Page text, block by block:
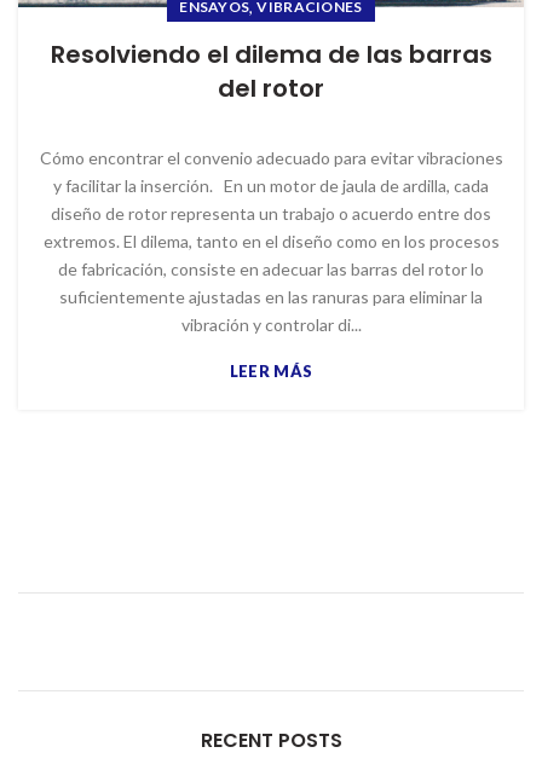
ENSAYOS,VIBRACIONES
Resolviendo el dilema de las barras
del rotor
Cómo encontrar el convenio adecuado para evitar vibraciones
y facilitar la inserción. En un motor de jaula de ardilla, cada
diseño de rotor representa un trabajo o acuerdo entre dos
extremos. El dilema, tanto en el diseño como en los procesos
de fabricación, consiste en adecuar las barras del rotor lo
suficientemente ajustadas en las ranuras para eliminar la
vibración y controlar di...
LEER MÁS
RECENT POSTS